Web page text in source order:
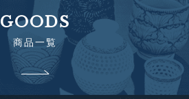
GOODS
商品一覧